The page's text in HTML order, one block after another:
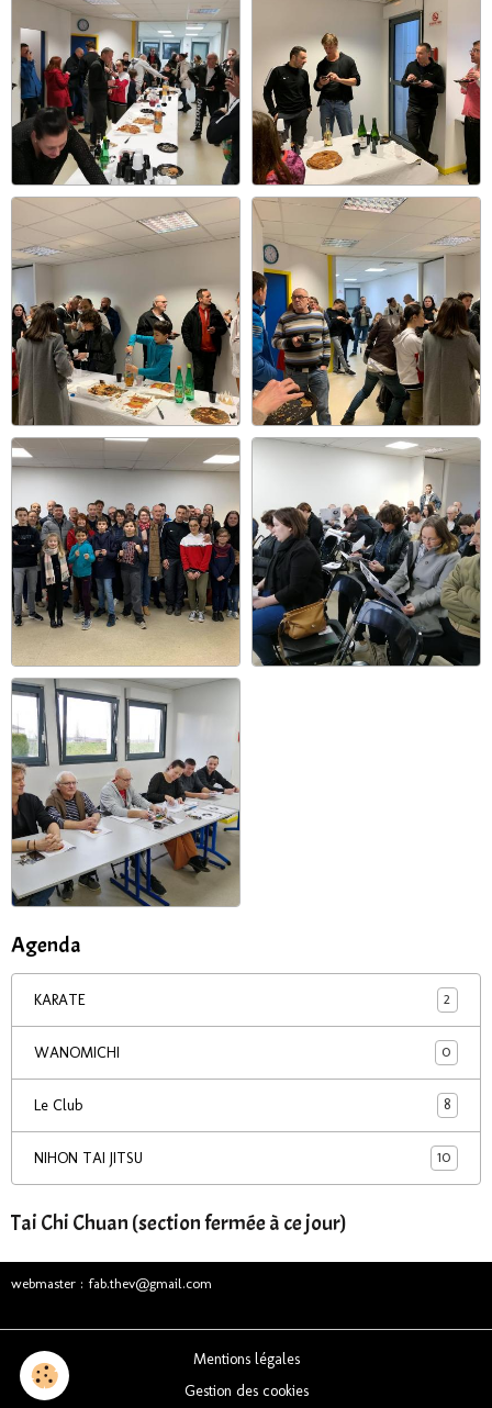
Agenda
KARATE 2
WANOMICHI 0
Le Club 8
NIHON TAI JITSU 10
Tai Chi Chuan (section fermée à ce jour)
webmaster : fab.thev@gmail.com
Mentions légales
Gestion des cookies